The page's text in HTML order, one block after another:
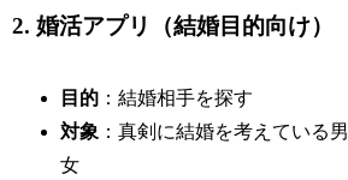
2. 婚活アプリ（結婚目的向け）
目的 ：結婚相手を探す
対象 ：真剣に結婚を考えている男
女